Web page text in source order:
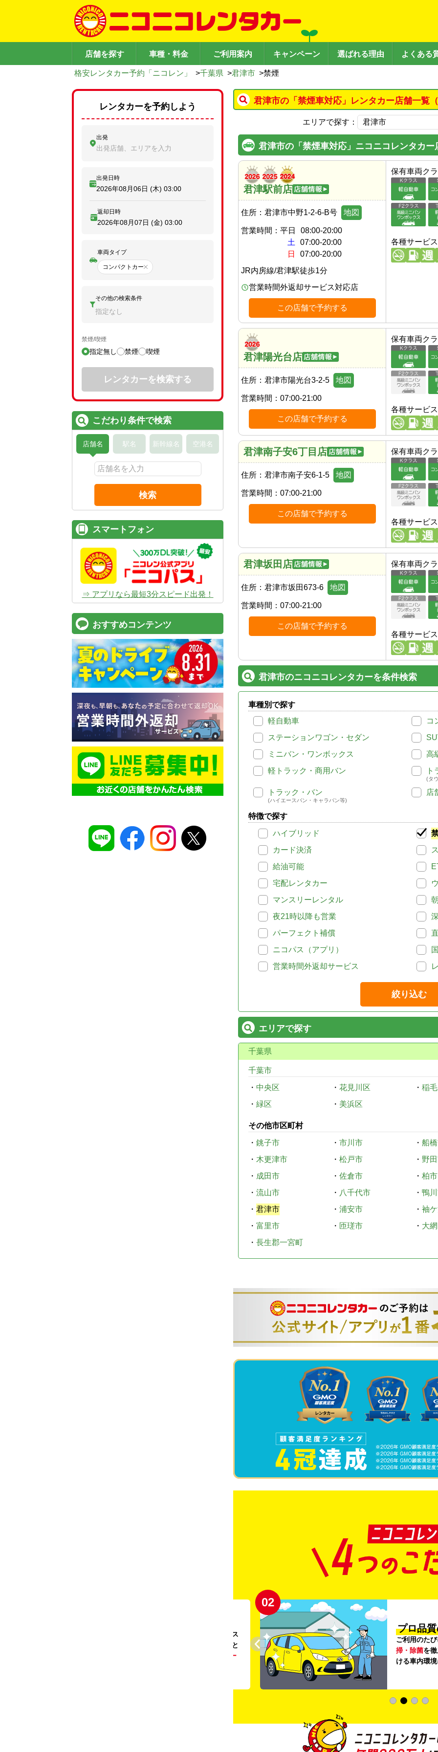
店舗を探す 車種・料金 ご利用案内 キャンペーン 選ばれる理由 よくある
格安レンタカー予約「ニコレン」 >千葉県 >君津市 >禁煙
君津市の「禁煙車対応」レンタカー店舗一覧
エリアで探す：
君津市の「禁煙車対応」ニコニコレンタカー
君津駅前店
住所： 君津市中野1-2-6-B号 地図
営業時間： 平日
08:00-20:00
土
07:00-20:00
日
07:00-20:00
JR内房線/君津駅徒歩1分
営業時間外返却サービス対応店
この店舗で予約する
保有車両ク
各種サービス
君津陽光台店
住所： 君津市陽光台3-2-5 地図
営業時間： 07:00-21:00
この店舗で予約する
保有車両ク
各種サービス
君津南子安6丁目店
住所： 君津市南子安6-1-5 地図
営業時間： 07:00-21:00
この店舗で予約する
保有車両ク
各種サービス
君津坂田店
住所： 君津市坂田673-6 地図
営業時間： 07:00-21:00
この店舗で予約する
保有車両ク
各種サービス
君津市のニコニコレンタカーを条件検索
車種別で探す
軽自動車
コ
ステーションワゴン・セダン
ミニバン・ワンボックス
高
軽トラック・商用バン
ト
(タ
トラック・バン
(ハイエースバン・キャラバン等)
店
特徴で探す
ハイブリッド
カード決済
給油可能
宅配レンタカー
マンスリーレンタル
夜21時以降も営業
パーフェクト補償
ニコパス（アプリ）
営業時間外返却サービス
絞り込む
エリアで探す
千葉県
千葉市
・ 中央区 ・ 花見川区 ・ 稲
・ 緑区 ・ 美浜区
その他市区町村
・ 銚子市 ・ 市川市 ・ 船
・ 木更津市 ・ 松戸市 ・ 野
・ 成田市 ・ 佐倉市 ・ 柏市
・ 流山市 ・ 八千代市 ・ 鴨
・ 君津市 ・ 浦安市 ・ 袖
・ 富里市 ・ 匝瑳市 ・ 大
・ 長生郡一宮町
。ガソリンス
タンドや整備工場の既存インフラを活用すること
リー
02
プロ品
ご利用のた
掃・除菌を
ける車内環
レンタカーを予約しよう
出発
出発店舗、エリアを入力
出発日時
2026年08月06日 (木) 03:00
返却日時
2026年08月07日 (金) 03:00
車両タイプ
コンパクトカー
その他の検索条件
指定なし
禁煙/喫煙
指定無し 禁煙 喫煙
レンタカーを検索する
こだわり条件で検索
店舗名 駅名 新幹線名 空港名
検索
スマートフォン
⇒ アプリなら最短3分スピード出発！
おすすめコンテンツ